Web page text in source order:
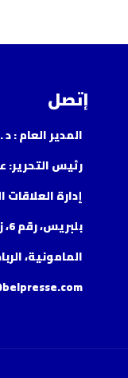
إتصل
المدير العام : د .
رئيس التحرير: عمر
إدارة العلاقات